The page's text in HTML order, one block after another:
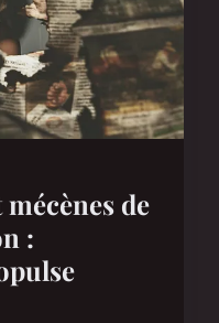
de
: